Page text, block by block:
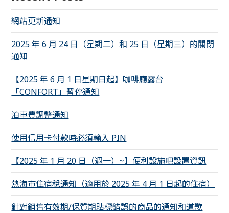
網站更新通知
2025 年 6 月 24 日（星期二）和 25 日（星期三）的關閉
通知
【2025 年 6 月 1 日星期日起】咖啡廳露台
「CONFORT」暫停通知
泊車費調整通知
使用信用卡付款時必須輸入 PIN
【2025 年 1 月 20 日（週一）~】便利設施吧設置資訊
熱海市住宿稅通知（適用於 2025 年 4 月 1 日起的住宿）
針對銷售有效期/保質期貼標錯誤的商品的通知和道歉